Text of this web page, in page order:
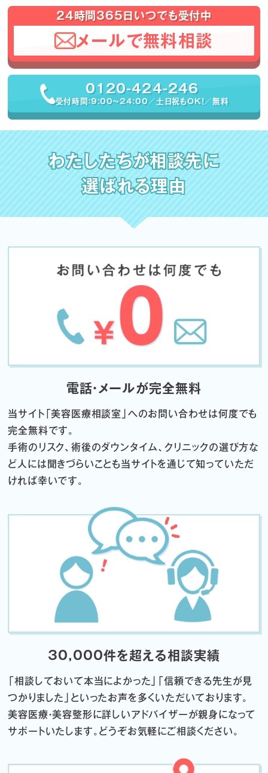
24時間365日いつでも受付中
メールで無料相談
0120-424-246
受付時間：9:00〜24:00／土日祝もOK！／無料
わたしたちが相談先に
選ばれる理由
電話・メールが完全無料
当サイト「美容医療相談室」へのお問い合わせは何度でも
完全無料です。
手術のリスク、術後のダウンタイム、クリニックの選び方な
ど 人には聞きづらいことも当サイトを通じて知っていただ
ければ幸いです。
30,000件を超える相談実績
「相談しておいて本当によかった」「信頼できる先生が見
つかりました」 といったお声を多くいただいております。
美容医療・美容整形に詳しいアドバイザーが親身になって
サポートいたします。 どうぞお気軽にご相談ください。